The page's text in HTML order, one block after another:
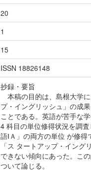
20
1
15
ISSN 18826148
抄録・要旨
本稿の目的は、島根大学
プ・イングリッシュ」の成
ことである。英語が苦手な
4 科目の単位修得状況を調
語ⅠＡ」の両方の単位 が修
「ス タートアップ・イン
できない傾向にあった。こ
ついて論じる。